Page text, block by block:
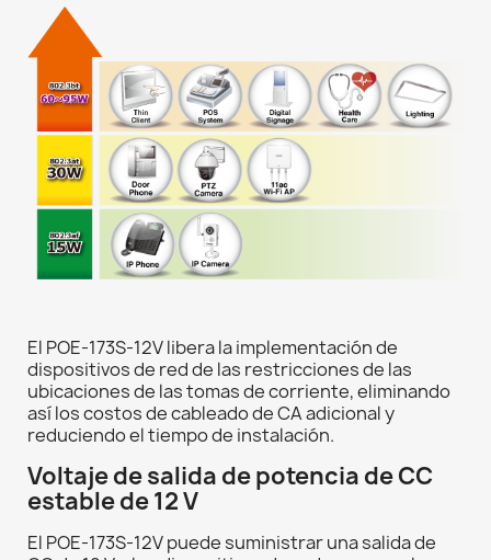
El POE-173S-12V libera la implementación de
dispositivos de red de las restricciones de las
ubicaciones de las tomas de corriente, eliminando
así los costos de cableado de CA adicional y
reduciendo el tiempo de instalación.
Voltaje de salida de potencia de CC
estable de 12 V
El POE-173S-12V puede suministrar una salida de